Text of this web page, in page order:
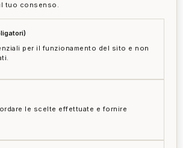
tuo consenso.
per il funzionamento del sito e non
le scelte effettuate e fornire